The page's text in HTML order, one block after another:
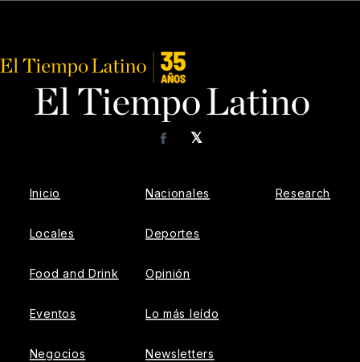
𝕏
Facebook
Inicio
Locales
Food and Drink
Eventos
Negocios
Nacionales
Deportes
Opinión
Lo más leído
Newsletters
Research